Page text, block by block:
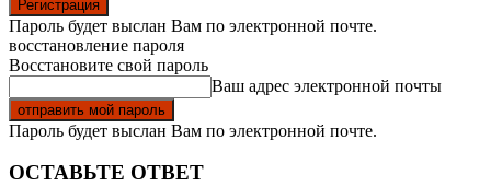
Пароль будет выслан Вам по электронной почте.
восстановление пароля
Восстановите свой пароль
Ваш адрес электронной почты
Пароль будет выслан Вам по электронной почте.
ОСТАВЬТЕ ОТВЕТ